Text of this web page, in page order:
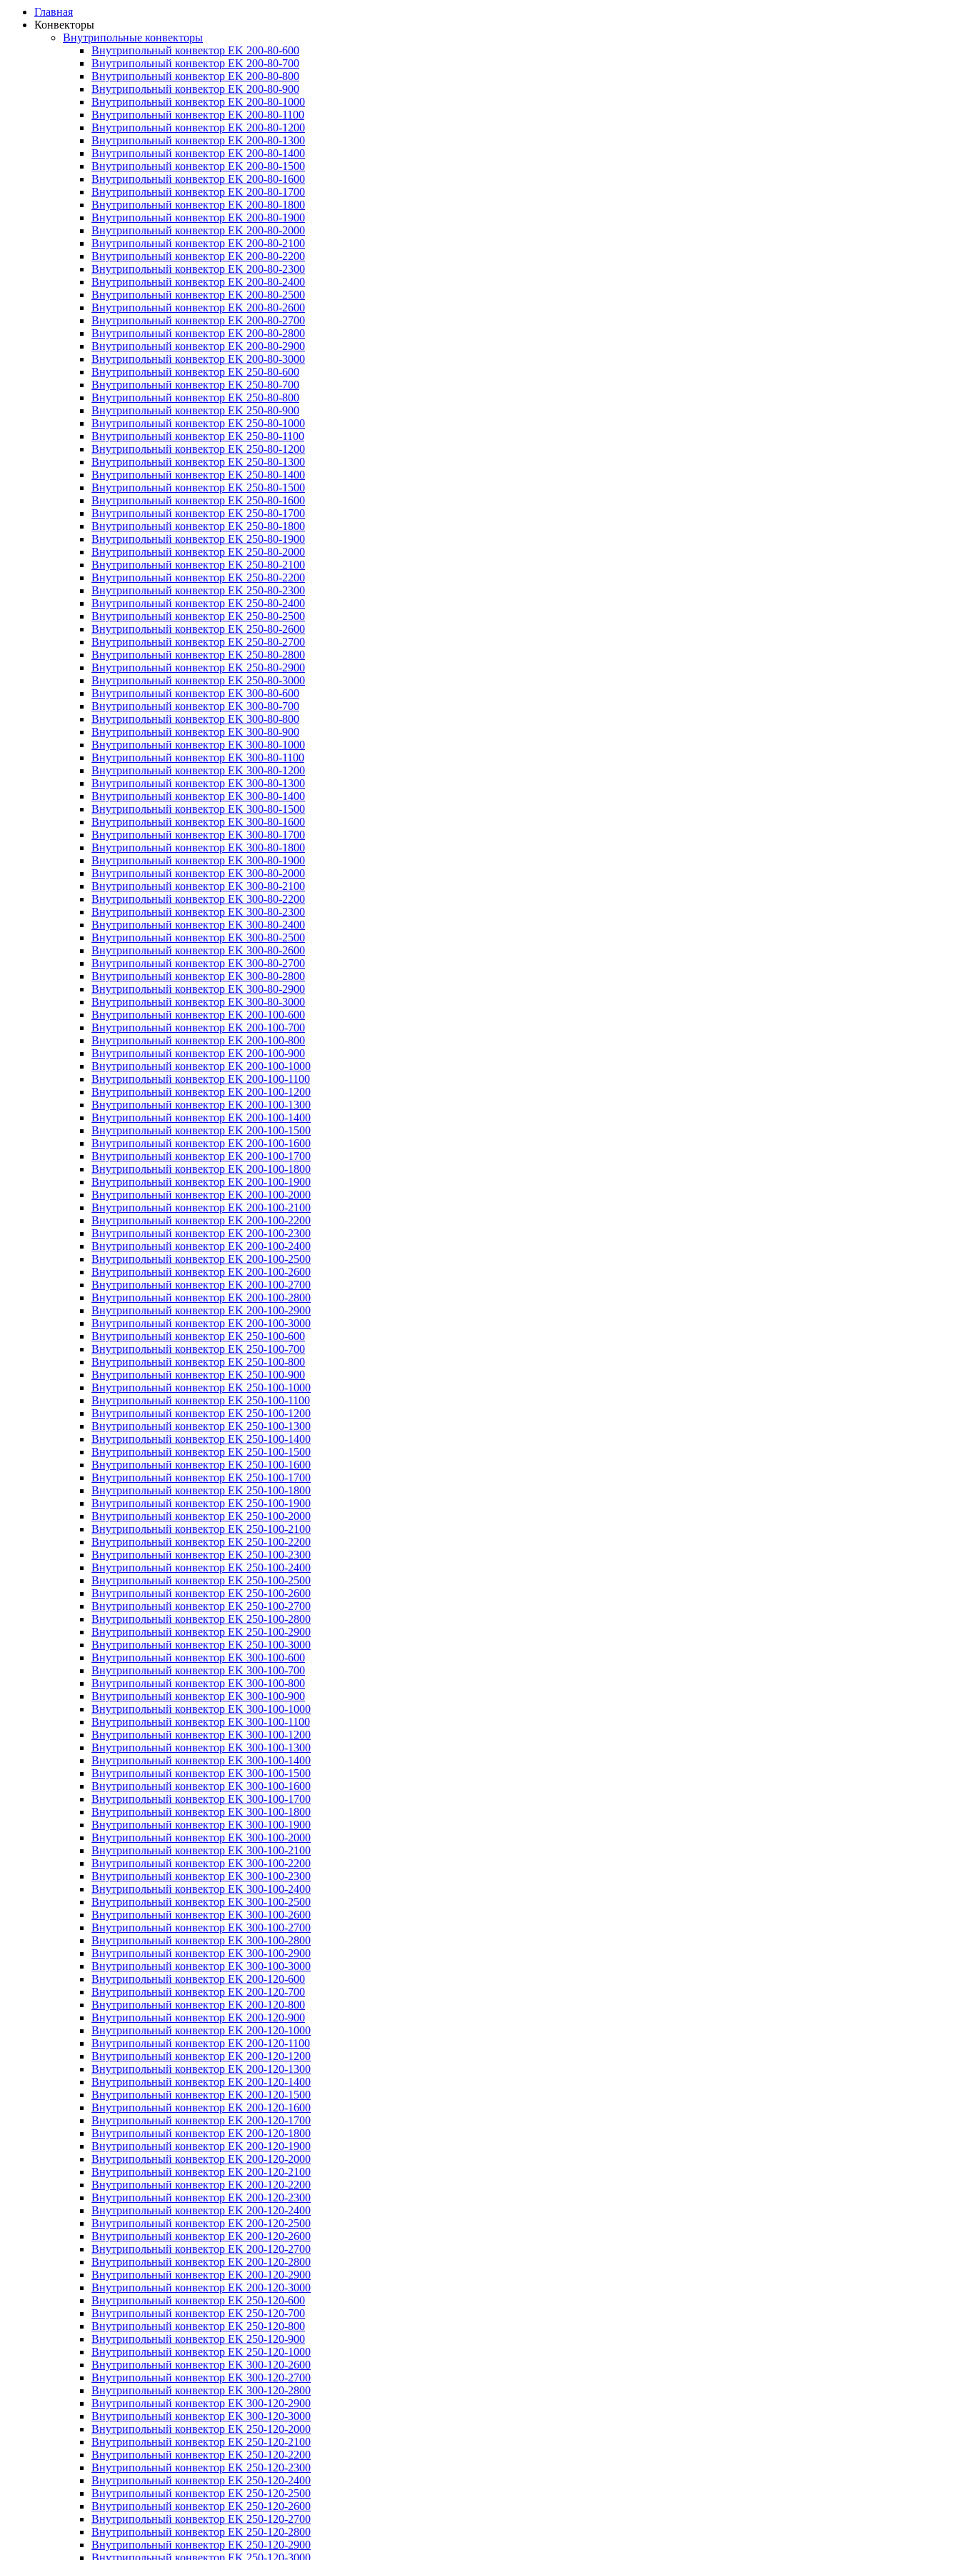
Главная
Конвекторы
Внутрипольные конвекторы
Внутрипольный конвектор EK 200-80-600
Внутрипольный конвектор EK 200-80-700
Внутрипольный конвектор EK 200-80-800
Внутрипольный конвектор EK 200-80-900
Внутрипольный конвектор EK 200-80-1000
Внутрипольный конвектор EK 200-80-1100
Внутрипольный конвектор EK 200-80-1200
Внутрипольный конвектор EK 200-80-1300
Внутрипольный конвектор EK 200-80-1400
Внутрипольный конвектор EK 200-80-1500
Внутрипольный конвектор EK 200-80-1600
Внутрипольный конвектор EK 200-80-1700
Внутрипольный конвектор EK 200-80-1800
Внутрипольный конвектор EK 200-80-1900
Внутрипольный конвектор EK 200-80-2000
Внутрипольный конвектор EK 200-80-2100
Внутрипольный конвектор EK 200-80-2200
Внутрипольный конвектор EK 200-80-2300
Внутрипольный конвектор EK 200-80-2400
Внутрипольный конвектор EK 200-80-2500
Внутрипольный конвектор EK 200-80-2600
Внутрипольный конвектор EK 200-80-2700
Внутрипольный конвектор EK 200-80-2800
Внутрипольный конвектор EK 200-80-2900
Внутрипольный конвектор EK 200-80-3000
Внутрипольный конвектор EK 250-80-600
Внутрипольный конвектор EK 250-80-700
Внутрипольный конвектор EK 250-80-800
Внутрипольный конвектор EK 250-80-900
Внутрипольный конвектор EK 250-80-1000
Внутрипольный конвектор EK 250-80-1100
Внутрипольный конвектор EK 250-80-1200
Внутрипольный конвектор EK 250-80-1300
Внутрипольный конвектор EK 250-80-1400
Внутрипольный конвектор EK 250-80-1500
Внутрипольный конвектор EK 250-80-1600
Внутрипольный конвектор EK 250-80-1700
Внутрипольный конвектор EK 250-80-1800
Внутрипольный конвектор EK 250-80-1900
Внутрипольный конвектор EK 250-80-2000
Внутрипольный конвектор EK 250-80-2100
Внутрипольный конвектор EK 250-80-2200
Внутрипольный конвектор EK 250-80-2300
Внутрипольный конвектор EK 250-80-2400
Внутрипольный конвектор EK 250-80-2500
Внутрипольный конвектор EK 250-80-2600
Внутрипольный конвектор EK 250-80-2700
Внутрипольный конвектор EK 250-80-2800
Внутрипольный конвектор EK 250-80-2900
Внутрипольный конвектор EK 250-80-3000
Внутрипольный конвектор EK 300-80-600
Внутрипольный конвектор EK 300-80-700
Внутрипольный конвектор EK 300-80-800
Внутрипольный конвектор EK 300-80-900
Внутрипольный конвектор EK 300-80-1000
Внутрипольный конвектор EK 300-80-1100
Внутрипольный конвектор EK 300-80-1200
Внутрипольный конвектор EK 300-80-1300
Внутрипольный конвектор EK 300-80-1400
Внутрипольный конвектор EK 300-80-1500
Внутрипольный конвектор EK 300-80-1600
Внутрипольный конвектор EK 300-80-1700
Внутрипольный конвектор EK 300-80-1800
Внутрипольный конвектор EK 300-80-1900
Внутрипольный конвектор EK 300-80-2000
Внутрипольный конвектор EK 300-80-2100
Внутрипольный конвектор EK 300-80-2200
Внутрипольный конвектор EK 300-80-2300
Внутрипольный конвектор EK 300-80-2400
Внутрипольный конвектор EK 300-80-2500
Внутрипольный конвектор EK 300-80-2600
Внутрипольный конвектор EK 300-80-2700
Внутрипольный конвектор EK 300-80-2800
Внутрипольный конвектор EK 300-80-2900
Внутрипольный конвектор EK 300-80-3000
Внутрипольный конвектор EK 200-100-600
Внутрипольный конвектор EK 200-100-700
Внутрипольный конвектор EK 200-100-800
Внутрипольный конвектор EK 200-100-900
Внутрипольный конвектор EK 200-100-1000
Внутрипольный конвектор EK 200-100-1100
Внутрипольный конвектор EK 200-100-1200
Внутрипольный конвектор EK 200-100-1300
Внутрипольный конвектор EK 200-100-1400
Внутрипольный конвектор EK 200-100-1500
Внутрипольный конвектор EK 200-100-1600
Внутрипольный конвектор EK 200-100-1700
Внутрипольный конвектор EK 200-100-1800
Внутрипольный конвектор EK 200-100-1900
Внутрипольный конвектор EK 200-100-2000
Внутрипольный конвектор EK 200-100-2100
Внутрипольный конвектор EK 200-100-2200
Внутрипольный конвектор EK 200-100-2300
Внутрипольный конвектор EK 200-100-2400
Внутрипольный конвектор EK 200-100-2500
Внутрипольный конвектор EK 200-100-2600
Внутрипольный конвектор EK 200-100-2700
Внутрипольный конвектор EK 200-100-2800
Внутрипольный конвектор EK 200-100-2900
Внутрипольный конвектор EK 200-100-3000
Внутрипольный конвектор EK 250-100-600
Внутрипольный конвектор EK 250-100-700
Внутрипольный конвектор EK 250-100-800
Внутрипольный конвектор EK 250-100-900
Внутрипольный конвектор EK 250-100-1000
Внутрипольный конвектор EK 250-100-1100
Внутрипольный конвектор EK 250-100-1200
Внутрипольный конвектор EK 250-100-1300
Внутрипольный конвектор EK 250-100-1400
Внутрипольный конвектор EK 250-100-1500
Внутрипольный конвектор EK 250-100-1600
Внутрипольный конвектор EK 250-100-1700
Внутрипольный конвектор EK 250-100-1800
Внутрипольный конвектор EK 250-100-1900
Внутрипольный конвектор EK 250-100-2000
Внутрипольный конвектор EK 250-100-2100
Внутрипольный конвектор EK 250-100-2200
Внутрипольный конвектор EK 250-100-2300
Внутрипольный конвектор EK 250-100-2400
Внутрипольный конвектор EK 250-100-2500
Внутрипольный конвектор EK 250-100-2600
Внутрипольный конвектор EK 250-100-2700
Внутрипольный конвектор EK 250-100-2800
Внутрипольный конвектор EK 250-100-2900
Внутрипольный конвектор EK 250-100-3000
Внутрипольный конвектор EK 300-100-600
Внутрипольный конвектор EK 300-100-700
Внутрипольный конвектор EK 300-100-800
Внутрипольный конвектор EK 300-100-900
Внутрипольный конвектор EK 300-100-1000
Внутрипольный конвектор EK 300-100-1100
Внутрипольный конвектор EK 300-100-1200
Внутрипольный конвектор EK 300-100-1300
Внутрипольный конвектор EK 300-100-1400
Внутрипольный конвектор EK 300-100-1500
Внутрипольный конвектор EK 300-100-1600
Внутрипольный конвектор EK 300-100-1700
Внутрипольный конвектор EK 300-100-1800
Внутрипольный конвектор EK 300-100-1900
Внутрипольный конвектор EK 300-100-2000
Внутрипольный конвектор EK 300-100-2100
Внутрипольный конвектор EK 300-100-2200
Внутрипольный конвектор EK 300-100-2300
Внутрипольный конвектор EK 300-100-2400
Внутрипольный конвектор EK 300-100-2500
Внутрипольный конвектор EK 300-100-2600
Внутрипольный конвектор EK 300-100-2700
Внутрипольный конвектор EK 300-100-2800
Внутрипольный конвектор EK 300-100-2900
Внутрипольный конвектор EK 300-100-3000
Внутрипольный конвектор EK 200-120-600
Внутрипольный конвектор EK 200-120-700
Внутрипольный конвектор EK 200-120-800
Внутрипольный конвектор EK 200-120-900
Внутрипольный конвектор EK 200-120-1000
Внутрипольный конвектор EK 200-120-1100
Внутрипольный конвектор EK 200-120-1200
Внутрипольный конвектор EK 200-120-1300
Внутрипольный конвектор EK 200-120-1400
Внутрипольный конвектор EK 200-120-1500
Внутрипольный конвектор EK 200-120-1600
Внутрипольный конвектор EK 200-120-1700
Внутрипольный конвектор EK 200-120-1800
Внутрипольный конвектор EK 200-120-1900
Внутрипольный конвектор EK 200-120-2000
Внутрипольный конвектор EK 200-120-2100
Внутрипольный конвектор EK 200-120-2200
Внутрипольный конвектор EK 200-120-2300
Внутрипольный конвектор EK 200-120-2400
Внутрипольный конвектор EK 200-120-2500
Внутрипольный конвектор EK 200-120-2600
Внутрипольный конвектор EK 200-120-2700
Внутрипольный конвектор EK 200-120-2800
Внутрипольный конвектор EK 200-120-2900
Внутрипольный конвектор EK 200-120-3000
Внутрипольный конвектор EK 250-120-600
Внутрипольный конвектор EK 250-120-700
Внутрипольный конвектор EK 250-120-800
Внутрипольный конвектор EK 250-120-900
Внутрипольный конвектор EK 250-120-1000
Внутрипольный конвектор EK 300-120-2600
Внутрипольный конвектор EK 300-120-2700
Внутрипольный конвектор EK 300-120-2800
Внутрипольный конвектор EK 300-120-2900
Внутрипольный конвектор EK 300-120-3000
Внутрипольный конвектор EK 250-120-2000
Внутрипольный конвектор EK 250-120-2100
Внутрипольный конвектор EK 250-120-2200
Внутрипольный конвектор EK 250-120-2300
Внутрипольный конвектор EK 250-120-2400
Внутрипольный конвектор EK 250-120-2500
Внутрипольный конвектор EK 250-120-2600
Внутрипольный конвектор EK 250-120-2700
Внутрипольный конвектор EK 250-120-2800
Внутрипольный конвектор EK 250-120-2900
Внутрипольный конвектор EK 250-120-3000